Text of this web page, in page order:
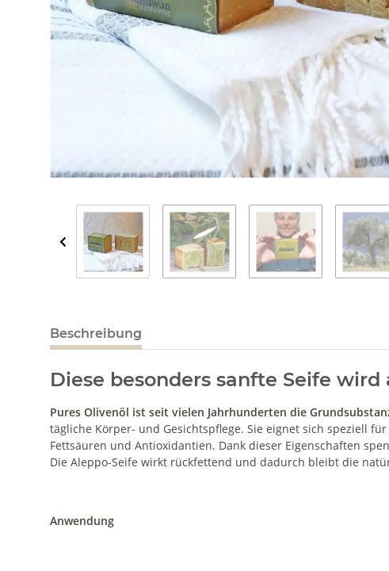
Beschreibung
Diese besonders sanfte Seife
Pures Olivenöl ist seit vielen Jahrhunderten die
tägliche Körper- und Gesichtspflege. Sie eignet sich speziell
Fettsäuren und Antioxidantien. Dank dieser Eigenschaften
Die Aleppo-Seife wirkt rückfettend und dadurch bleibt die
Anwendung